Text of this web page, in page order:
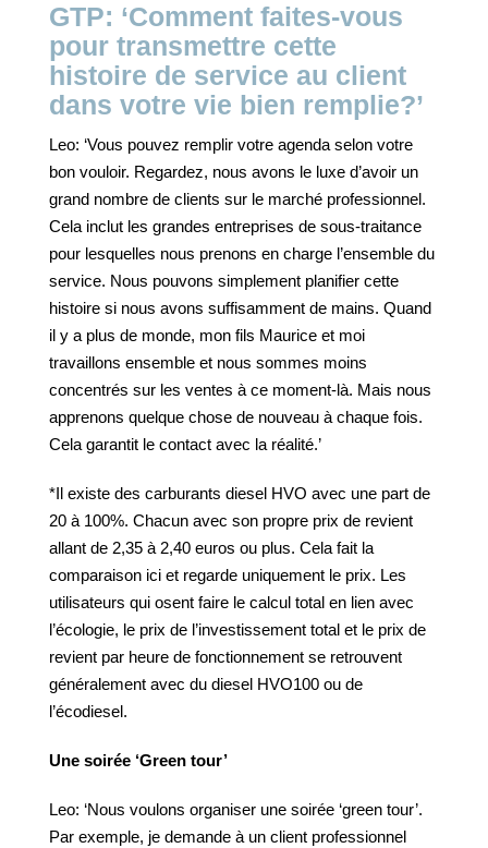
GTP: ‘Comment faites-vous
pour transmettre cette
histoire de service au client
dans votre vie bien remplie?’
Leo: ‘Vous pouvez remplir votre agenda selon votre
bon vouloir. Regardez, nous avons le luxe d’avoir un
grand nombre de clients sur le marché professionnel.
Cela inclut les grandes entreprises de sous-traitance
pour lesquelles nous prenons en charge l’ensemble du
service. Nous pouvons simplement planifier cette
histoire si nous avons suffisamment de mains. Quand
il y a plus de monde, mon fils Maurice et moi
travaillons ensemble et nous sommes moins
concentrés sur les ventes à ce moment-là. Mais nous
apprenons quelque chose de nouveau à chaque fois.
Cela garantit le contact avec la réalité.’
*Il existe des carburants diesel HVO avec une part de
20 à 100%. Chacun avec son propre prix de revient
allant de 2,35 à 2,40 euros ou plus. Cela fait la
comparaison ici et regarde uniquement le prix. Les
utilisateurs qui osent faire le calcul total en lien avec
l’écologie, le prix de l’investissement total et le prix de
revient par heure de fonctionnement se retrouvent
généralement avec du diesel HVO100 ou de
l’écodiesel.
Une soirée ‘Green tour’
Leo: ‘Nous voulons organiser une soirée ‘green tour’.
Par exemple, je demande à un client professionnel